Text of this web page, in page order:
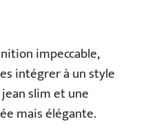
impeccable,
intégrer à un style
slim et une
mais élégante.